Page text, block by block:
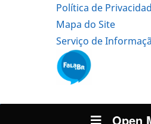
Política de
Mapa do Site
Serviço de
Open